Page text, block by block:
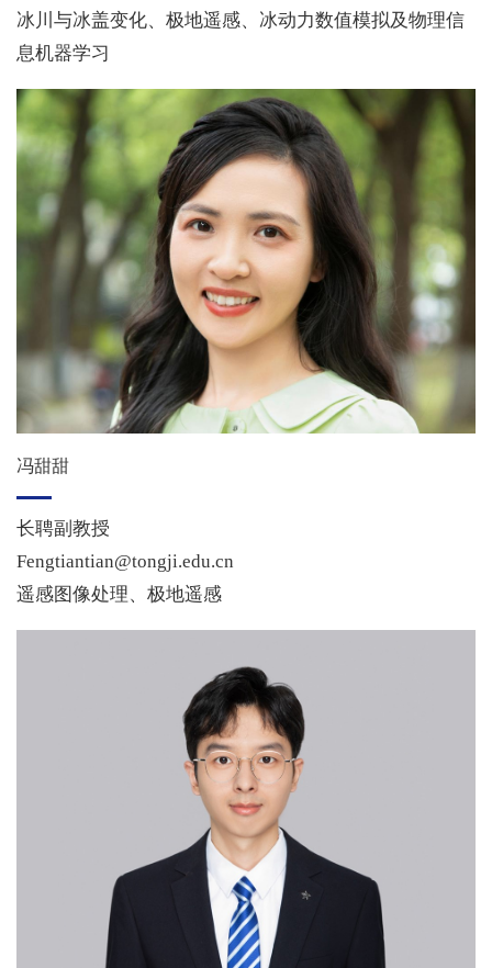
冰川与冰盖变化、极地遥感、冰动力数值模拟及物理信
息机器学习
冯甜甜
长聘副教授
Fengtiantian@tongji.edu.cn
遥感图像处理、极地遥感